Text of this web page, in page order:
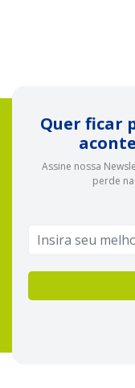
Quer ficar
Assine nossa
perde